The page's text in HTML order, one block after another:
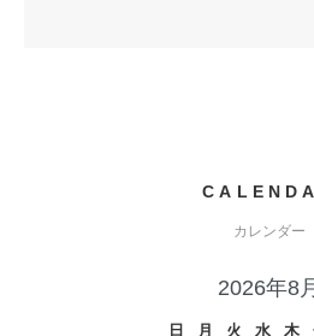
カレンダー
2026年8月
日 月 火 水 木